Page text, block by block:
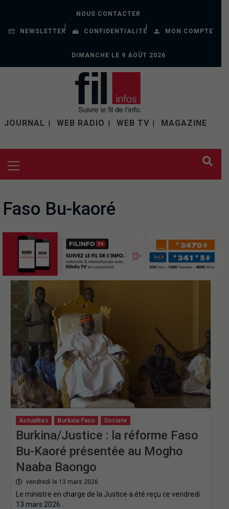
NOUS CONTACTER
NEWSLETTER CONFIDENTIALITÉ MON COMPTE
DIMANCHE LE 9 AOÛT 2026
JOURNAL WEB RADIO WEB TV MAGAZINE
Faso Bu-kaoré
Actualités Burkina Faso Societe
Burkina/Justice : la réforme Faso
Bu-Kaoré présentée au Mogho
Naaba Baongo
vendredi le 13 mars 2026
Le ministre en charge de la Justice a été reçu ce vendredi
13 mars 2026…